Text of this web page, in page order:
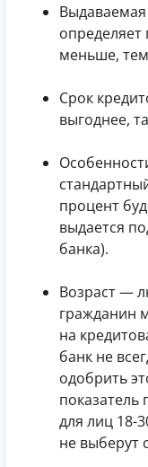
меньше,
Срок
выгоднее,
процент
выдается
банка).
Возраст —
гражданин
на
банк не
одобрить
показатель
для лиц 18-
не выберут